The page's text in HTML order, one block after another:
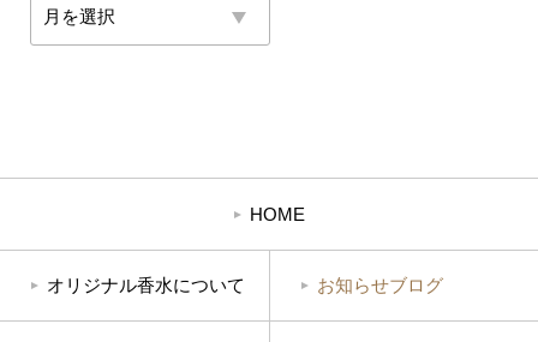
HOME
オリジナル香水について お知らせブログ